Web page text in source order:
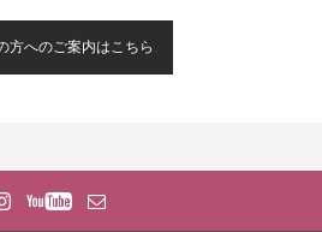
方へのご案内はこちら